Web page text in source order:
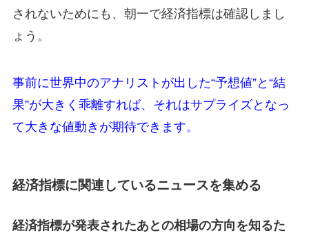
されないためにも、朝一で経済指標は確認しまし
ょう。
事前に世界中のアナリストが出した“予想値”と“結
果”が大きく乖離すれば、それはサプライズとなっ
て大きな値動きが期待できます。
経済指標に関連しているニュースを集める
経済指標が発表されたあとの相場の方向を知るた